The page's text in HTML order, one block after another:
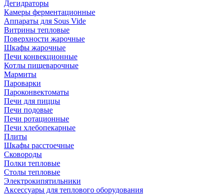
Дегидраторы
Камеры ферментационные
Аппараты для Sous Vide
Витрины тепловые
Поверхности жарочные
Шкафы жарочные
Печи конвекционные
Котлы пищеварочные
Мармиты
Пароварки
Пароконвектоматы
Печи для пиццы
Печи подовые
Печи ротационные
Печи хлебопекарные
Плиты
Шкафы расстоечные
Сковороды
Полки тепловые
Столы тепловые
Электрокипятильники
Аксессуары для теплового оборудования